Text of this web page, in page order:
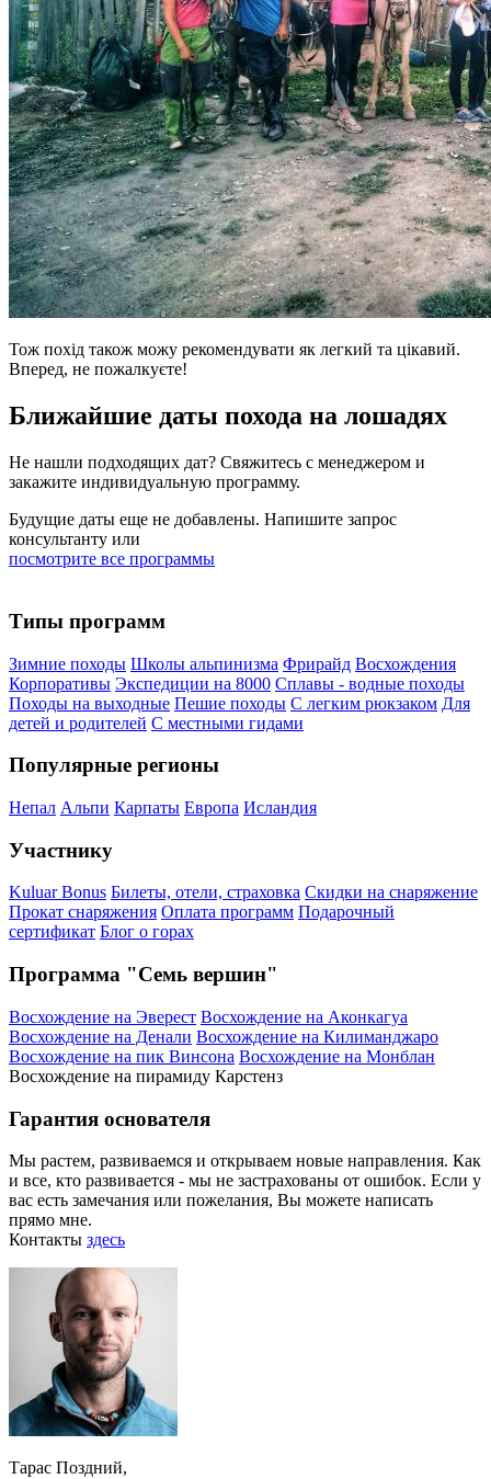
Тож похід також можу рекомендувати як легкий та цікавий.
Вперед, не пожалкуєте!
Ближайшие даты похода на лошадях
Не нашли подходящих дат? Свяжитесь с менеджером и
закажите индивидуальную программу.
Будущие даты еще не добавлены. Напишите запрос
консультанту или
посмотрите все программы
Типы программ
Зимние походы Школы альпинизма Фрирайд Восхождения
Корпоративы Экспедиции на 8000 Сплавы - водные походы
Походы на выходные Пешие походы С легким рюкзаком Для
детей и родителей С местными гидами
Популярные регионы
Непал Альпи Карпаты Европа Исландия
Участнику
Kuluar Bonus Билеты, отели, страховка Скидки на снаряжение
Прокат снаряжения Оплата программ Подарочный
сертификат Блог о горах
Программа "Семь вершин"
Восхождение на Эверест Восхождение на Аконкагуа
Восхождение на Денали Восхождение на Килиманджаро
Восхождение на пик Винсона Восхождение на Монблан
Восхождение на пирамиду Карстенз
Гарантия основателя
Мы растем, развиваемся и открываем новые направления. Как
и все, кто развивается - мы не застрахованы от ошибок. Если у
вас есть замечания или пожелания, Вы можете написать
прямо мне.
Контакты здесь
Тарас Поздний,